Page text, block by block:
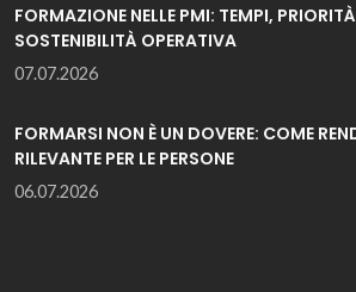
FORMAZIONE NELLE PMI: TEMPI,
SOSTENIBILITÀ OPERATIVA
07.07.2026
FORMARSI NON È UN DOVERE: COME
RILEVANTE PER LE PERSONE
06.07.2026